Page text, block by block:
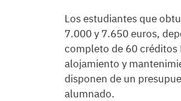
Los estudiantes que
7.000 y 7.650 euros,
completo de 60 créditos
alojamiento y
disponen de un
alumnado.